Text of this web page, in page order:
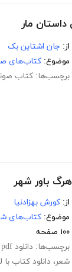
مار
از: جان اشتاین بک
موضوع: کتاب‌های
برچسب‌ها: کتاب
باور شهر
از: کورش بهزادنیا
موضوع: کتاب‌های
۱۰۰ صفحه
برچسب‌ها: دانلود pdf شعر
شعر، دانلود کتاب